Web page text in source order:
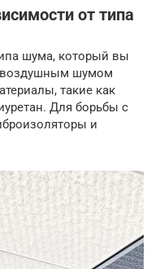
от типа
шума, который вы
воздушным шумом
такие как
Для борьбы с
и